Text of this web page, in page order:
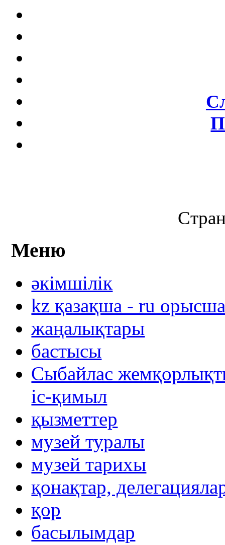
Меню
әкімшілік
kz қазақша - ru
жаңалықтары
бастысы
Сыбайлас
іс-қимыл
қызметтер
музей туралы
музей тарихы
қонақтар,
қор
басылымдар